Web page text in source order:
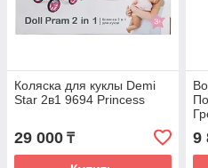
Коляска для куклы Demi
Star 2в1 9694 Princess
29 000 ₸ 9